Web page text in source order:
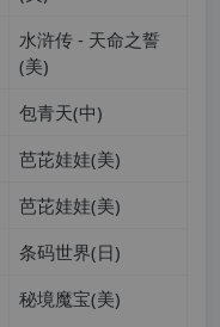
水浒传 - 天命之誓
(美)
包青天(中)
芭芘娃娃(美)
芭芘娃娃(美)
条码世界(日)
秘境魔宝(美)